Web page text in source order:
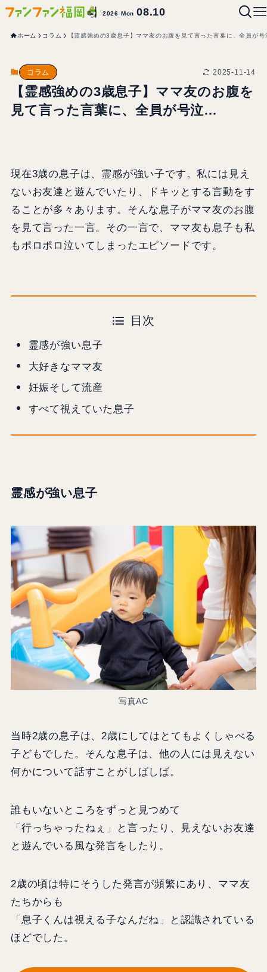
2026 Mon08.10
ホーム コラム 【霊感強めの3歳息子】ママ友のお腹を見て言った言葉に、全員が
コラム 2025-11-14
【霊感強めの3歳息子】ママ友のお腹を
見て言った言葉に、全員が号泣…
現在3歳の息子は、霊感が強い子です。私には見え
ないお友達と遊んでいたり、ドキッとする言動をす
ることが多々あります。そんな息子がママ友のお腹
を見て言った一言。その一言で、ママ友も息子も私
もポロポロ泣いてしまったエピソードです。
目次
霊感が強い息子
大好きなママ友
妊娠そして流産
すべて視えていた息子
霊感が強い息子
写真AC
当時2歳の息子は、2歳にしてはとてもよくしゃべる
子どもでした。そんな息子は、他の人には見えない
何かについて話すことがしばしば。
誰もいないところをずっと見つめて
「行っちゃったねぇ」と言ったり、見えないお友達
と遊んでいる風な発言をしたり。
2歳の頃は特にそうした発言が頻繁にあり、ママ友
たちからも
「息子くんは視える子なんだね」と認識されている
ほどでした。